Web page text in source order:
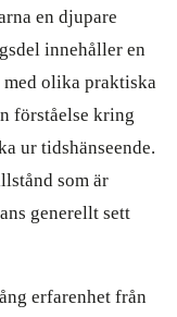
en djupare
innehåller en
olika praktiska
förståelse kring
ur tidshänseende.
som är
generellt sett
erfarenhet från